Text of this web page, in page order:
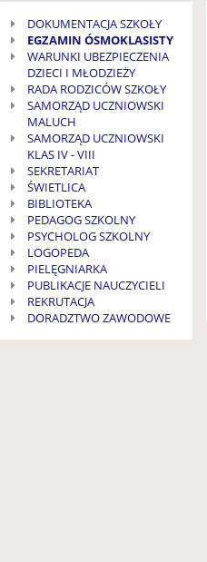
INFORMACJE
DOKUMENTACJA
DOKUMENTACJA SZKOŁY
EGZAMIN ÓSMOKLASISTY
WARUNKI UBEZPIECZENIA
DZIECI I MŁODZIEŻY
RADA RODZICÓW SZKOŁY
SAMORZĄD UCZNIOWSKI
MALUCH
SAMORZĄD UCZNIOWSKI
KLAS IV - VIII
SEKRETARIAT
ŚWIETLICA
BIBLIOTEKA
PEDAGOG SZKOLNY
PSYCHOLOG SZKOLNY
LOGOPEDA
PIELĘGNIARKA
PUBLIKACJE NAUCZYCIELI
REKRUTACJA
DORADZTWO ZAWODOWE